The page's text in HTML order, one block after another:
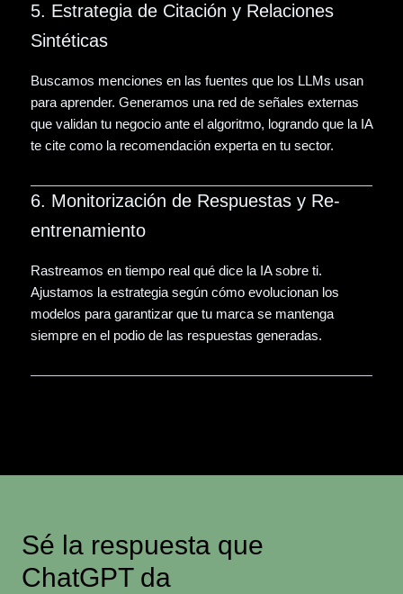
5. Estrategia de Citación y Relaciones
Sintéticas
Buscamos menciones en las fuentes que los LLMs usan
para aprender. Generamos una red de señales externas
que validan tu negocio ante el algoritmo, logrando que la IA
te cite como la recomendación experta en tu sector.
6. Monitorización de Respuestas y Re-
entrenamiento
Rastreamos en tiempo real qué dice la IA sobre ti.
Ajustamos la estrategia según cómo evolucionan los
modelos para garantizar que tu marca se mantenga
siempre en el podio de las respuestas generadas.
Sé la respuesta que
ChatGPT da